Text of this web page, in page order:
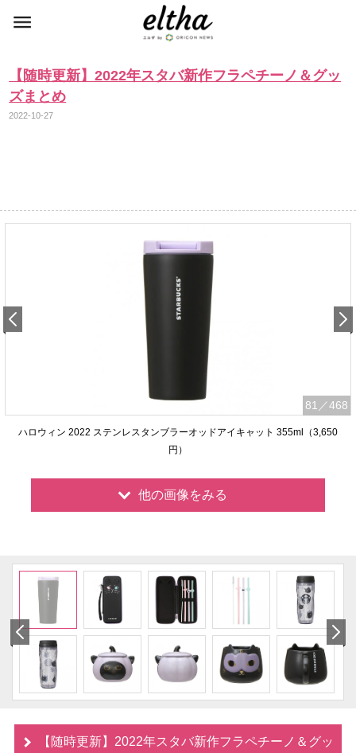
【随時更新】2022年スタバ新作フラペチーノ＆グッ
ズまとめ
2022-10-27
81 ／468
ハロウィン 2022 ステンレスタンブラーオッドアイキャット 355ml（3,650
円）
他の画像をみる
【随時更新】2022年スタバ新作フラペチーノ＆グッ